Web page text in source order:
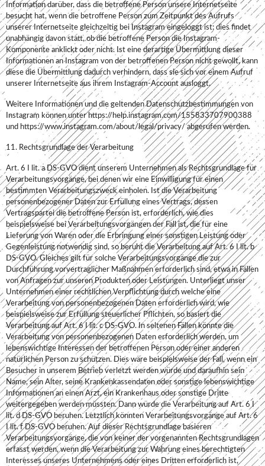
Information darüber, dass die betroffene Person unsere Internetseite
besucht hat, wenn die betroffene Person zum Zeitpunkt des Aufrufs
unserer Internetseite gleichzeitig bei Instagram eingeloggt ist; dies findet
unabhängig davon statt, ob die betroffene Person die Instagram-
Komponente anklickt oder nicht. Ist eine derartige Übermittlung dieser
Informationen an Instagram von der betroffenen Person nicht gewollt, kann
diese die Übermittlung dadurch verhindern, dass sie sich vor einem Aufruf
unserer Internetseite aus ihrem Instagram-Account ausloggt.
Weitere Informationen und die geltenden Datenschutzbestimmungen von
Instagram können unter https://help.instagram.com/155833707900388
und https://www.instagram.com/about/legal/privacy/ abgerufen werden.
11. Rechtsgrundlage der Verarbeitung
Art. 6 I lit. a DS-GVO dient unserem Unternehmen als Rechtsgrundlage für
Verarbeitungsvorgänge, bei denen wir eine Einwilligung für einen
bestimmten Verarbeitungszweck einholen. Ist die Verarbeitung
personenbezogener Daten zur Erfüllung eines Vertrags, dessen
Vertragspartei die betroffene Person ist, erforderlich, wie dies
beispielsweise bei Verarbeitungsvorgängen der Fall ist, die für eine
Lieferung von Waren oder die Erbringung einer sonstigen Leistung oder
Gegenleistung notwendig sind, so beruht die Verarbeitung auf Art. 6 I lit. b
DS-GVO. Gleiches gilt für solche Verarbeitungsvorgänge die zur
Durchführung vorvertraglicher Maßnahmen erforderlich sind, etwa in Fällen
von Anfragen zur unseren Produkten oder Leistungen. Unterliegt unser
Unternehmen einer rechtlichen Verpflichtung durch welche eine
Verarbeitung von personenbezogenen Daten erforderlich wird, wie
beispielsweise zur Erfüllung steuerlicher Pflichten, so basiert die
Verarbeitung auf Art. 6 I lit. c DS-GVO. In seltenen Fällen könnte die
Verarbeitung von personenbezogenen Daten erforderlich werden, um
lebenswichtige Interessen der betroffenen Person oder einer anderen
natürlichen Person zu schützen. Dies wäre beispielsweise der Fall, wenn ein
Besucher in unserem Betrieb verletzt werden würde und daraufhin sein
Name, sein Alter, seine Krankenkassendaten oder sonstige lebenswichtige
Informationen an einen Arzt, ein Krankenhaus oder sonstige Dritte
weitergegeben werden müssten. Dann würde die Verarbeitung auf Art. 6 I
lit. d DS-GVO beruhen. Letztlich könnten Verarbeitungsvorgänge auf Art. 6
I lit. f DS-GVO beruhen. Auf dieser Rechtsgrundlage basieren
Verarbeitungsvorgänge, die von keiner der vorgenannten Rechtsgrundlagen
erfasst werden, wenn die Verarbeitung zur Wahrung eines berechtigten
Interesses unseres Unternehmens oder eines Dritten erforderlich ist,